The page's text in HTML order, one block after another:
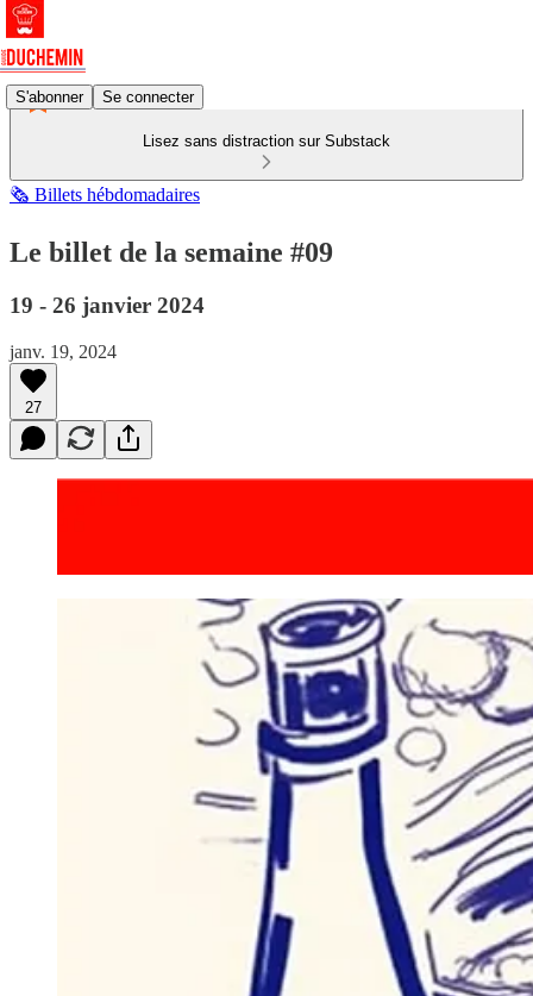
S'abonner Se connecter
Lisez sans distraction sur Substack
🗞️ Billets hébdomadaires
Le billet de la semaine #09
19 - 26 janvier 2024
janv. 19, 2024
27